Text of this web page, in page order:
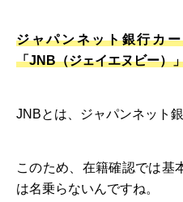
ジャパンネット銀行カ
「JNB（ジェイエヌビー）
JNBとは、ジャパンネット
このため、在籍確認では基
は名乗らないんですね。